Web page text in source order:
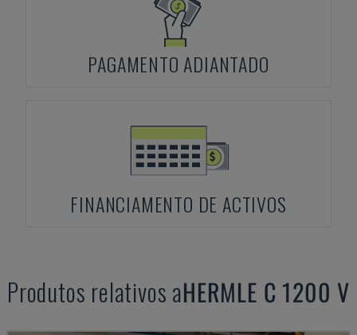
PAGAMENTO ADIANTADO
FINANCIAMENTO DE ACTIVOS
Produtos relativos aHERMLE C 1200 V